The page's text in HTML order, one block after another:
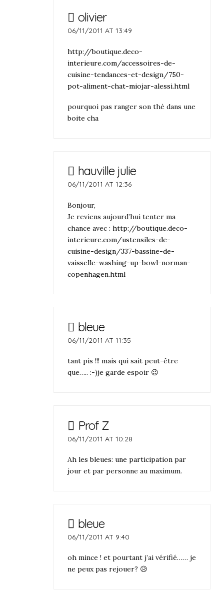
olivier
06/11/2011 AT 13:49
http://boutique.deco-
interieure.com/accessoires-de-
cuisine-tendances-et-design/750-
pot-aliment-chat-miojar-alessi.html
pourquoi pas ranger son thé dans une
boite cha
hauville julie
06/11/2011 AT 12:36
Bonjour,
Je reviens aujourd’hui tenter ma
chance avec :http://boutique.deco-
interieure.com/ustensiles-de-
cuisine-design/337-bassine-de-
vaisselle-washing-up-bowl-norman-
copenhagen.html
bleue
06/11/2011 AT 11:35
tant pis !!! mais qui sait peut-être
que….. :-)je garde espoir 😉
Prof Z
06/11/2011 AT 10:28
Ah les bleues: une participation par
jour et par personne au maximum.
bleue
06/11/2011 AT 9:40
oh mince ! et pourtant j’ai vérifié…… je
ne peux pas rejouer? 😥